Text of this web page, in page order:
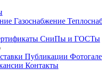
Газоснабжение
СниПы и ГОСТы
Публикации
Контакты